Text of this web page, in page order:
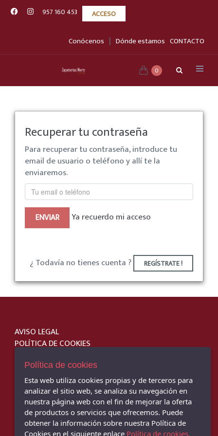
957 160 453 ACCESO
Conócenos | Dónde estamos CONTACTO
0
Recuperar tu contraseña
Para recuperar tu contraseña, introduce tu
email de usuario o teléfono y allí te la
enviaremos.
ENVIAR Ya recuerdo mi acceso
¿ Todavía no tienes cuenta ? REGÍSTRATE !
AVISO LEGAL
POLÍTICA DE COOKIES
PAGO SEGURO
JM SPORT - TIENDA DE DEPORTES - C/ Cervantes, 31, Montoro - 14600
(Córdoba)
957 893 257
Política de cookies
Esta web utiliza cookies propias y de terceros para
analizar el sitio web, se analiza su navegación en
nuestra página web con el fin de mejorar la oferta
de productos o servicios que ofrecemos. Puede
obtener la información sobre nuestra Política de
Cookies en el siguiente enlace Política de cookies.